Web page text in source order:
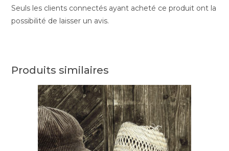
Seuls les clients connectés ayant acheté ce produit ont la
possibilité de laisser un avis.
Produits similaires